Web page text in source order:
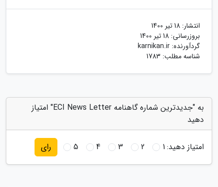
انتشار: 18 تیر 1400
بروزرسانی: 18 تیر 1400
گردآورنده: karnikan.ir
شناسه مطلب: 1783
به "جدیدترین شماره گاهنامه ECI News Letter" امتیاز
دهید
امتیاز دهید:1
2
3
4
5 رای